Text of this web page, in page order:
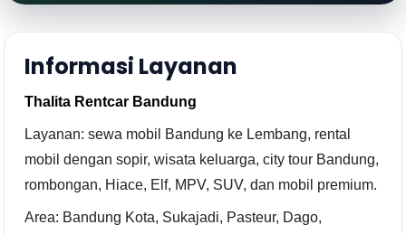
Informasi Layanan
Thalita Rentcar Bandung
Layanan: sewa mobil Bandung ke Lembang, rental
mobil dengan sopir, wisata keluarga, city tour Bandung,
rombongan, Hiace, Elf, MPV, SUV, dan mobil premium.
Area: Bandung Kota, Sukajadi, Pasteur, Dago,